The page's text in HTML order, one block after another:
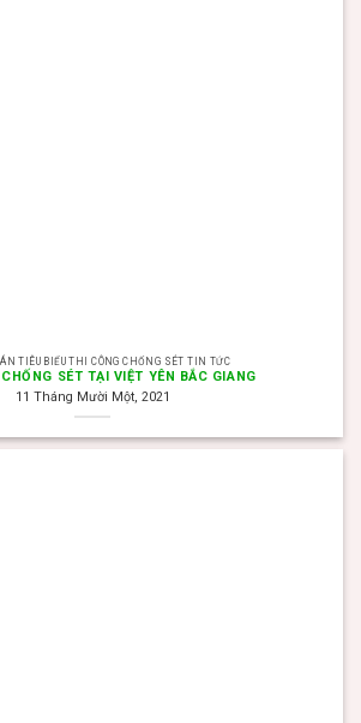
ÁN TIÊU BIỂU THI CÔNG CHỐNG SÉT TIN TỨC
SÉT TẠI VIỆT YÊN BẮC GIANG
11 Tháng Mười Một, 2021